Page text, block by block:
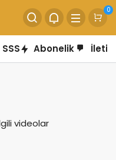
0
SSS Abonelik
videolar